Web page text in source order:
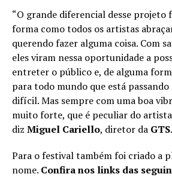
“O grande diferencial desse projeto
forma como todos os artistas
querendo fazer alguma coisa. Com
eles viram nessa oportunidade a
entreter o público e, de alguma
para todo mundo que está
difícil. Mas sempre com uma boa
muito forte, que é peculiar do
diz Miguel Cariello, diretor da GTS.
Para o festival também foi criado a
nome. Confira nos links das